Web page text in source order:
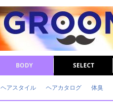
BODY SELECT
ヘアスタイル ヘアカタログ 体臭